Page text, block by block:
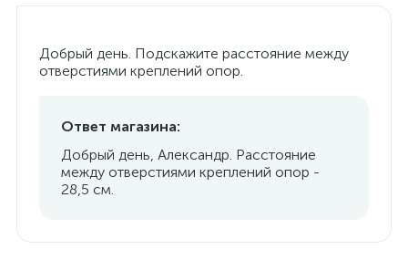
Добрый день. Подскажите расстояние между
отверстиями креплений опор.
Ответ магазина:
Добрый день, Александр. Расстояние
между отверстиями креплений опор -
28,5 см.